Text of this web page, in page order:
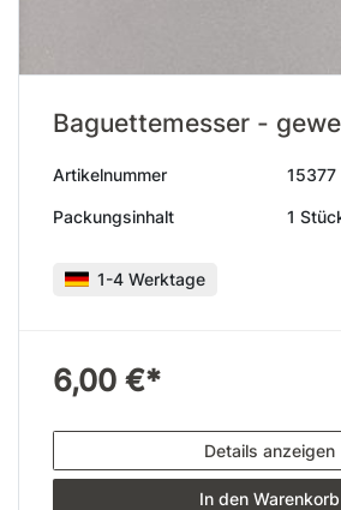
Baguettemesser -
Artikelnummer 15377
Packungsinhalt 1
1-4 Werktage
6,00 €*
Details anzeigen
In den Warenkorb